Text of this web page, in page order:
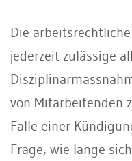
Die
jederzeit zulässige
von Mitarbeitenden
Falle einer
Frage, wie lange